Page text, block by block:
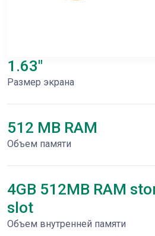
1.63"
Размер экрана
512 MB RAM
Объем памяти
4GB 512MB RAM
slot
Объем внутренней памяти